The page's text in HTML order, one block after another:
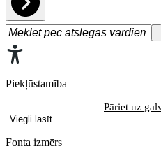
Piekļūstamība
Pāriet uz
Viegli lasīt
Fonta izmērs